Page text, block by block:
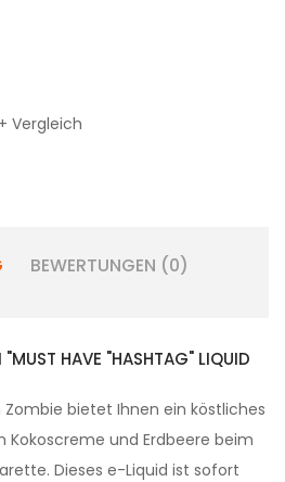
+ Vergleich
BEWERTUNGEN (0)
HAVE "HASHTAG" LIQUID
bietet Ihnen ein köstliches
Kokoscreme und Erdbeere beim
Dieses e-Liquid ist sofort